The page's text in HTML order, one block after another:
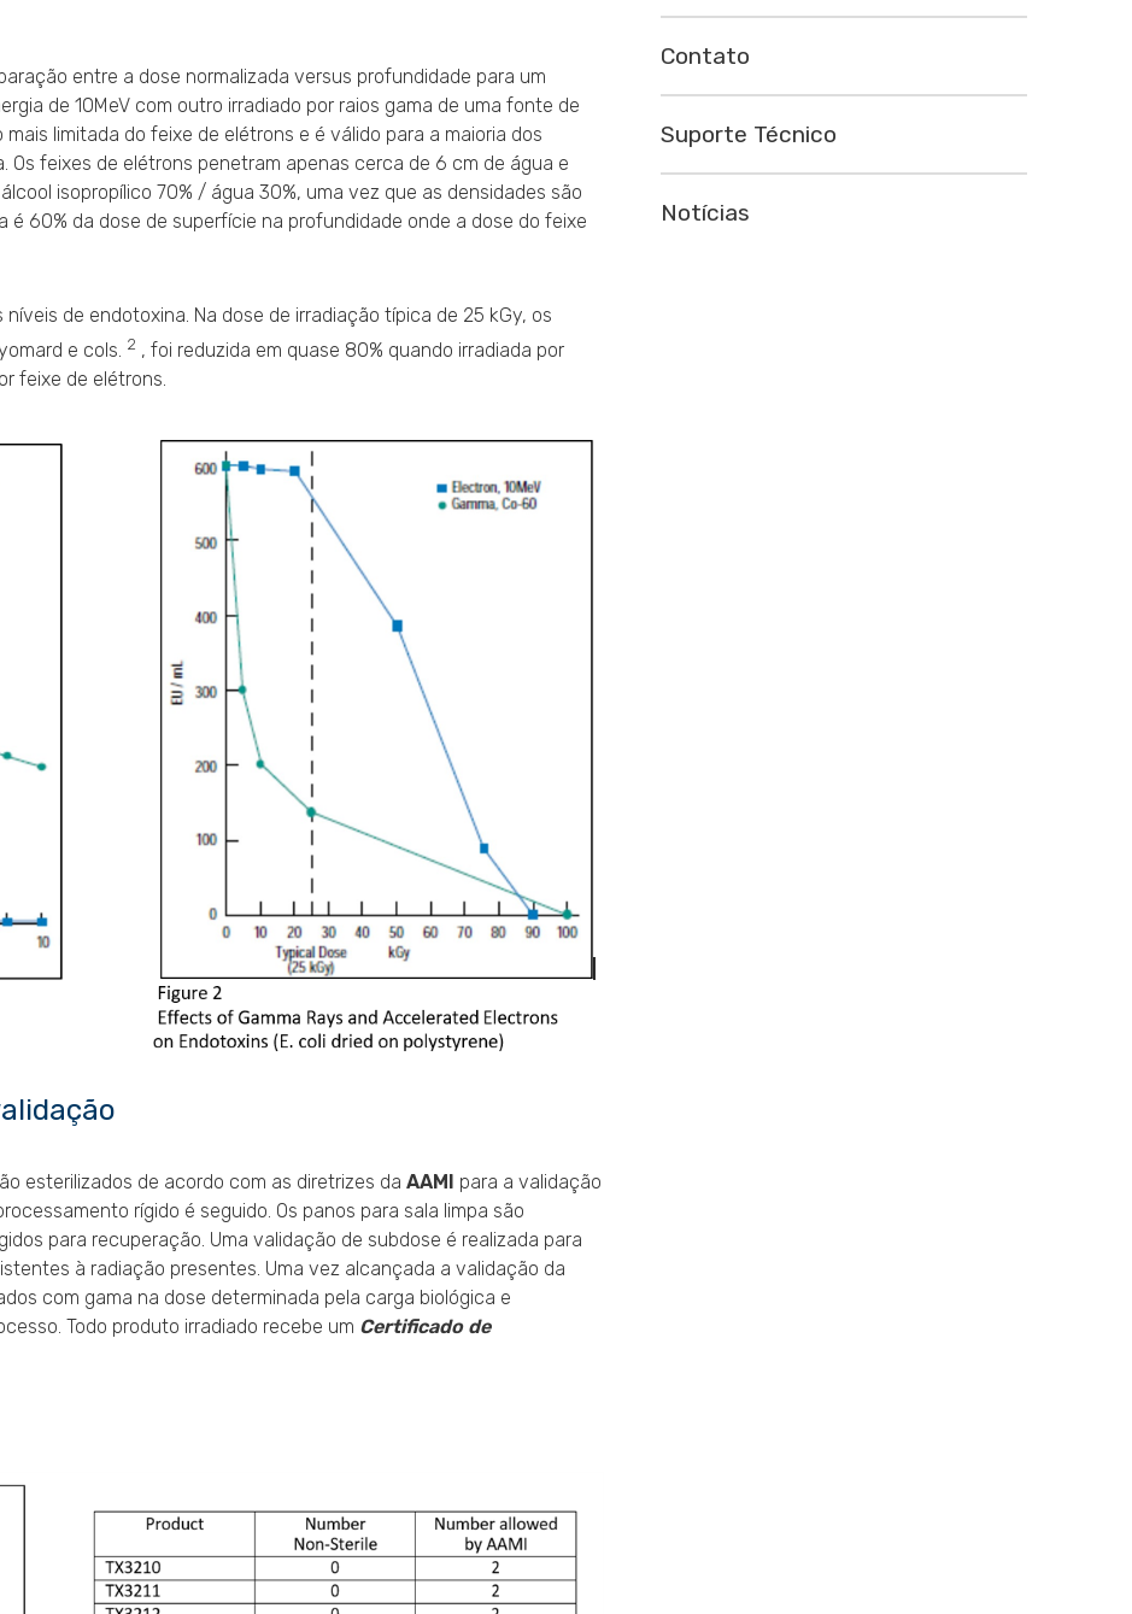
entre a dose normalizada versus profundidade para um
de 10MeV com outro irradiado por raios gama de uma fonte de
limitada do feixe de elétrons e é válido para a maioria dos
Os feixes de elétrons penetram apenas cerca de 6 cm de água e
isopropílico 70% / água 30%, uma vez que as densidades são
é 60% da dose de superfície na profundidade onde a dose do feixe
de endotoxina. Na dose de irradiação típica de 25 kGy, os
e cols. 2 , foi reduzida em quase 80% quando irradiada por
feixe de elétrons.
esterilizados de acordo com as diretrizes da AAMI para a validação
rígido é seguido. Os panos para sala limpa são
para recuperação. Uma validação de subdose é realizada para
à radiação presentes. Uma vez alcançada a validação da
com gama na dose determinada pela carga biológica e
Todo produto irradiado recebe um Certificado de
Contato
Suporte Técnico
Notícias